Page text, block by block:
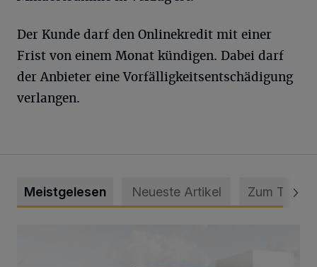
Der Kunde darf den Onlinekredit mit einer
Frist von einem Monat kündigen. Dabei darf
der Anbieter eine Vorfälligkeitsentschädigung
verlangen.
Meistgelesen Neueste Artikel Zum Thema